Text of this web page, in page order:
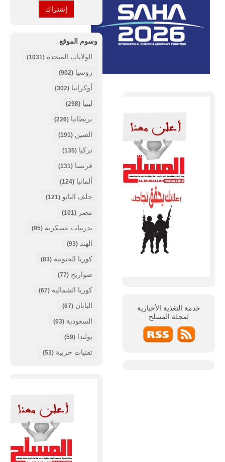
خدمة التغذية الأخبارية
لمجلة المسلح
وسوم الموقع
الولايات المتحدة (1031)
روسيا (902)
أوكرانيا (302)
ليبيا (298)
بريطانيا (226)
الصين (191)
تركيا (135)
فرنسا (131)
ألمانيا (124)
حلف الناتو (121)
مصر (101)
تدريبات عسكرية (95)
الهند (93)
كوريا الجنوبية (83)
صواريخ (77)
كوريا الشمالية (67)
اليابان (67)
السعودية (63)
بولندا (59)
تقنيات حربية (53)